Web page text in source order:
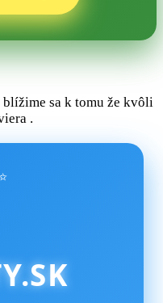
sa k tomu že kvôli
.